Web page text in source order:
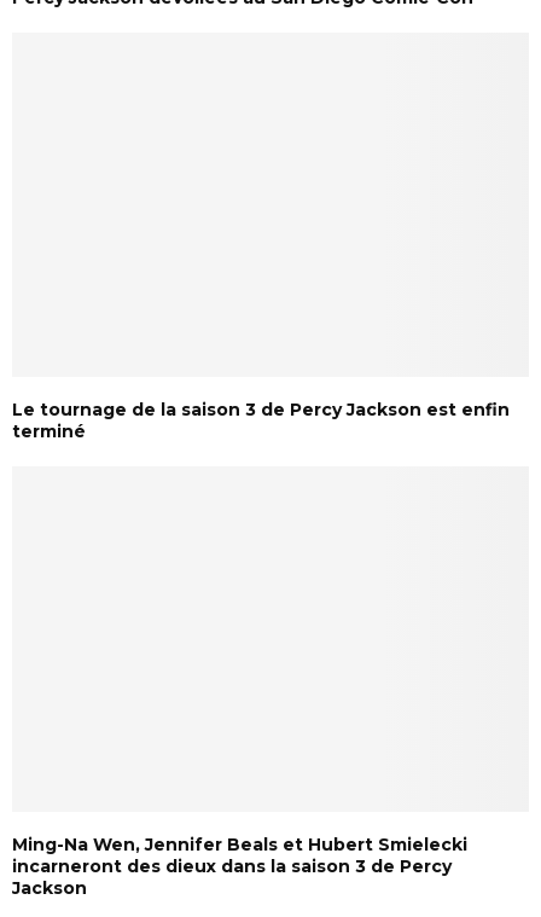
Le tournage de la saison 3 de Percy Jackson est enfin
terminé
Ming-Na Wen, Jennifer Beals et Hubert Smielecki
incarneront des dieux dans la saison 3 de Percy
Jackson